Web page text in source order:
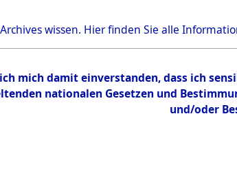
(betrifft die
0004 (84623492)→
wissen. Hierfinden Sie alle
mich damit einverstanden, dass ich
nationalen Gesetzen und
und/oder